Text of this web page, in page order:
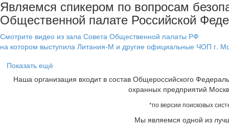
Являемся спикером по вопросам
Общественной палате Российской
Смотрите видео из зала Совета Общественной палаты РФ
на котором выступила Литания-М и другие официальные ЧОП г.
Показать ещё
Наша организация входит в состав Общероссийского
охранных предприятий
*по версии поисковых
Мы являемся одной из